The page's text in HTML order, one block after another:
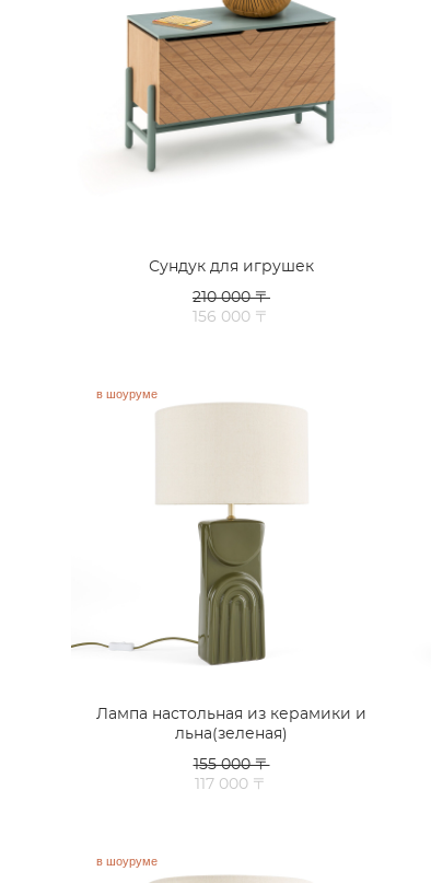
Сундук для игрушек
210 000 〒
156 000 〒
в шоуруме
Лампа настольная из керамики и
льна(зеленая)
155 000 〒
117 000 〒
в шоуруме